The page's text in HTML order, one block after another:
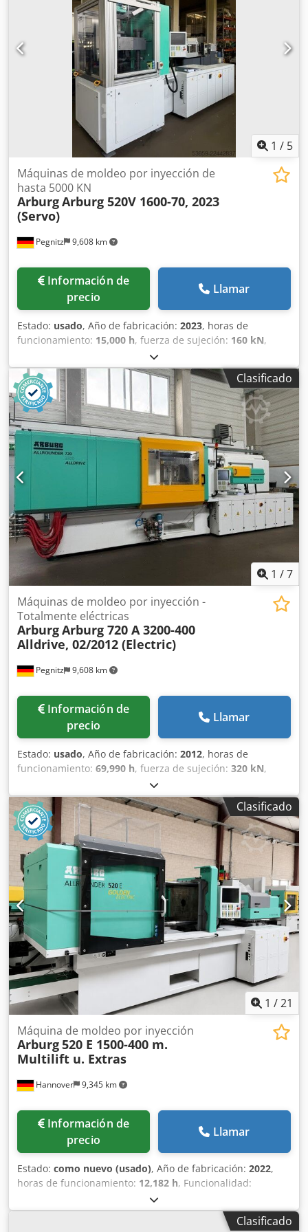
906/00, unidad de inyección de 60 en posición en L:
unidad desplazada 70 mm hacia abajo, incluyendo plano
de separa
1 / 5
Pegnitz 9,608 km
Máquinas de moldeo por inyección de
hasta 5000 KN
ArburgArburg 520V 1600-70, 2023
(Servo)
Información de
precio
Llamar
Estado: usado, Año de fabricación: 2023, horas de
funcionamiento: 15,000 h, fuerza de sujeción: 160 kN,
volumen de desplazamiento:23 cm³
2,500 bar, peso total:6,000 kg, diámetro del transportador
de tornillo:
18 mm
, Base de carga: FCA Pegnitz Tiempo de
entrega: a convenir Chjdpfjzp R Izex Al Isa Condiciones de
pago: 100% antes de hacerse cargo de la máquina, neto
Clasificado
1 /7
Pegnitz 9,608 km
Máquinas de moldeo por inyección -
Totalmente eléctricas
ArburgArburg 720 A 3200-400
Alldrive, 02/2012 (Electric)
Información de
precio
Llamar
Estado: usado, Año de fabricación: 2012, horas de
funcionamiento: 69,990 h, fuerza de sujeción: 320 kN,
volumen de desplazamiento:154,314 cm³
inyección:25,001,280 bar, peso total:14,500 kg, diámetro
del transportador de tornillo:3,550 mm
, Base de carga:
FCA Pegnitz Cjdsxl Hi Tepfx Al Isha Tiempo de entrega: a
convenir Condiciones de pago: 100% antes de hacerse
cargo de la máquina, neto
Clasificado
1 /21
Hannover 9,345 km
Máquina de moldeo por inyección
Arburg520 E 1500-400 m.
Multilift u. Extras
Información de
precio
Llamar
Estado: como nuevo (usado), Año de fabricación: 2022,
horas de funcionamiento: 12,182 h, Funcionalidad:
, número de máquina/vehículo:
259303, fuerza de sujeción:1,500 kN, diámetro del tornillo:
520 mm,
Clasificado